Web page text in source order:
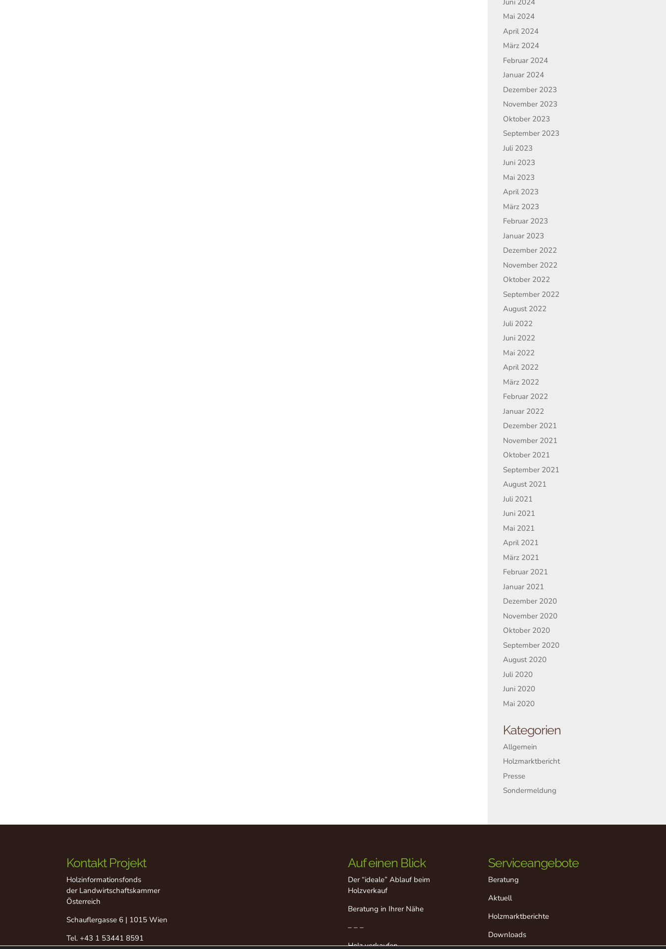
Mai 2024
April 2024
März 2024
Februar 2024
Januar 2024
Dezember 2023
November 2023
Oktober 2023
September 2023
Juli 2023
Juni 2023
Mai 2023
April 2023
März 2023
Februar 2023
Januar 2023
Dezember 2022
November 2022
Oktober 2022
September 2022
August 2022
Juli 2022
Juni 2022
Mai 2022
April 2022
März 2022
Februar 2022
Januar 2022
Dezember 2021
November 2021
Oktober 2021
September 2021
August 2021
Juli 2021
Juni 2021
Mai 2021
April 2021
März 2021
Februar 2021
Januar 2021
Dezember 2020
November 2020
Oktober 2020
September 2020
August 2020
Juli 2020
Juni 2020
Mai 2020
Kategorien
Allgemein
Holzmarktbericht
Presse
Sondermeldung
Kontakt Projekt
Holzinformationsfonds
der Landwirtschaftskammer
Österreich
Schauflergasse 6 | 1015 Wien
Tel.+43 1 53441 8591
Auf einen Blick
Der “ideale” Ablauf beim
Holzverkauf
Beratung in Ihrer Nähe
– – –
Holz verkaufen
Serviceangebote
Beratung
Aktuell
Holzmarktberichte
Downloads